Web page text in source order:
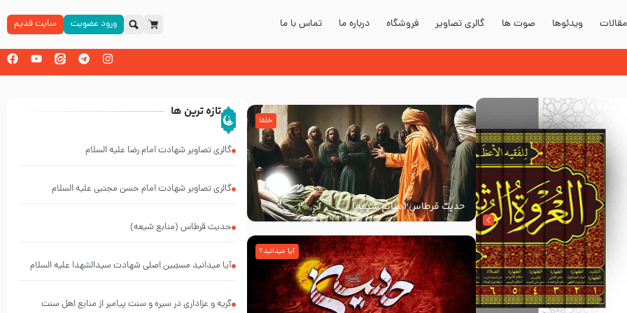
مقالات ویدئوها صوت ها گالری تصاویر فروشگاه درباره ما تماس با ما ورود عضویت سایت قدیم
حدیث قرطاس (منابع شیعه)
خلفا
آیا میدانید؟
تازه ترین ها
گالری تصاویر شهادت امام رضا علیه السلام
گالری تصاویر شهادت امام حسن مجتبی علیه السلام
حدیث قرطاس (منابع شیعه)
آیا میدانید مسبّبین اصلی شهادت سیدالشهدا علیه ‌السلام
گریه و عزاداری در سیره و سنت پیامبر از منابع اهل سنت